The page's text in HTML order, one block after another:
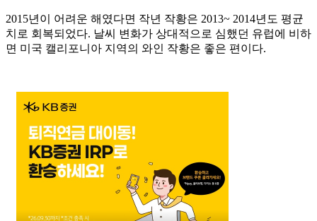
2015년이 어려운 해였다면 작년 작황은 2013~ 2014년도 평균
치로 회복되었다. 날씨 변화가 상대적으로 심했던 유럽에 비하
면 미국 캘리포니아 지역의 와인 작황은 좋은 편이다.